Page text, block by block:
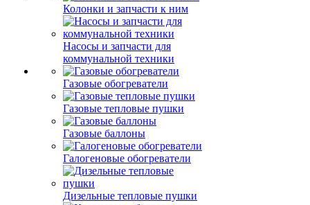
Колонки и запчасти к ним
Насосы и запчасти для
коммунальной техники
Газовые обогреватели
Газовые тепловые пушки
Газовые баллоны
Галогеновые обогреватели
Дизельные тепловые пушки